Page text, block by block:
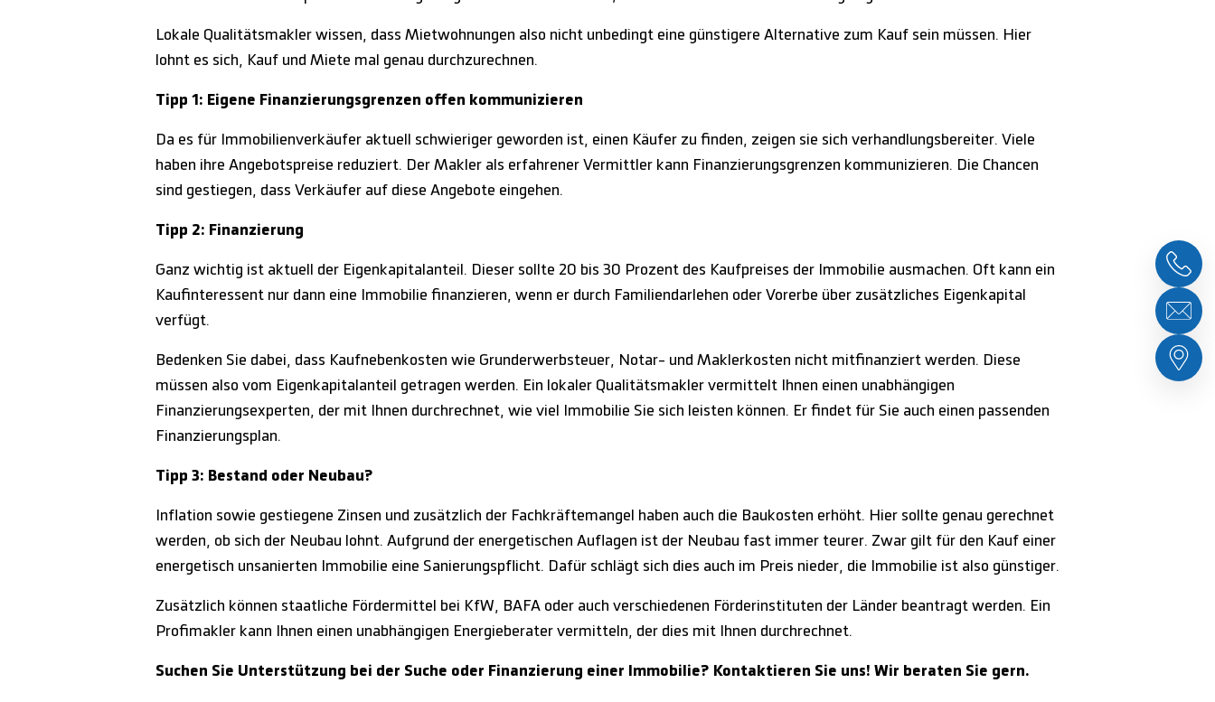
Lokale Qualitätsmakler wissen, dass Mietwohnungen also nicht unbedingt eine günstigere Alternative zum Kauf sein müssen. Hier
lohnt es sich, Kauf und Miete mal genau durchzurechnen.
Tipp 1: Eigene Finanzierungsgrenzen offen kommunizieren
Da es für Immobilienverkäufer aktuell schwieriger geworden ist, einen Käufer zu finden, zeigen sie sich verhandlungsbereiter. Viele
haben ihre Angebotspreise reduziert. Der Makler als erfahrener Vermittler kann Finanzierungsgrenzen kommunizieren. Die Chancen
sind gestiegen, dass Verkäufer auf diese Angebote eingehen.
Tipp 2: Finanzierung
Ganz wichtig ist aktuell der Eigenkapitalanteil. Dieser sollte 20 bis 30 Prozent des Kaufpreises der Immobilie ausmachen. Oft kann ein
Kaufinteressent nur dann eine Immobilie finanzieren, wenn er durch Familiendarlehen oder Vorerbe über zusätzliches Eigenkapital
verfügt.
Bedenken Sie dabei, dass Kaufnebenkosten wie Grunderwerbsteuer, Notar- und Maklerkosten nicht mitfinanziert werden. Diese
müssen also vom Eigenkapitalanteil getragen werden. Ein lokaler Qualitätsmakler vermittelt Ihnen einen unabhängigen
Finanzierungsexperten, der mit Ihnen durchrechnet, wie viel Immobilie Sie sich leisten können. Er findet für Sie auch einen passenden
Finanzierungsplan.
Tipp 3: Bestand oder Neubau?
Inflation sowie gestiegene Zinsen und zusätzlich der Fachkräftemangel haben auch die Baukosten erhöht. Hier sollte genau gerechnet
werden, ob sich der Neubau lohnt. Aufgrund der energetischen Auflagen ist der Neubau fast immer teurer. Zwar gilt für den Kauf einer
energetisch unsanierten Immobilie eine Sanierungspflicht. Dafür schlägt sich dies auch im Preis nieder, die Immobilie ist also günstiger.
Zusätzlich können staatliche Fördermittel bei KfW, BAFA oder auch verschiedenen Förderinstituten der Länder beantragt werden. Ein
Profimakler kann Ihnen einen unabhängigen Energieberater vermitteln, der dies mit Ihnen durchrechnet.
Suchen Sie Unterstützung bei der Suche oder Finanzierung einer Immobilie? Kontaktieren Sie uns! Wir beraten Sie gern.